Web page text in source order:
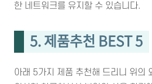
한 네트워크를 유지할 수 있습니다.
5. 제품추천 BEST 5
아래 5가지 제품 추천해 드리니 위의